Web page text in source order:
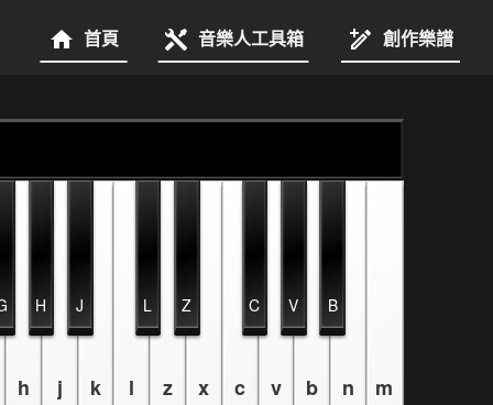
首頁 音樂人工具箱 創作樂譜
h j k l z x c v b n m
H J L Z C V B